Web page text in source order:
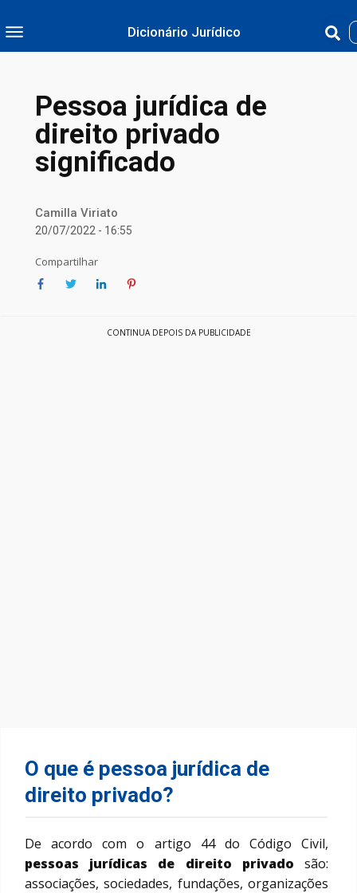
Dicionário Jurídico
Pessoa jurídica de
direito privado
significado
Camilla Viriato
20/07/2022 - 16:55
Compartilhar
CONTINUA DEPOIS DA PUBLICIDADE
O que é pessoa jurídica de
direito privado?
De acordo com o artigo 44 do Código Civil,
pessoas jurídicas de direito privado são:
associações, sociedades, fundações, organizações